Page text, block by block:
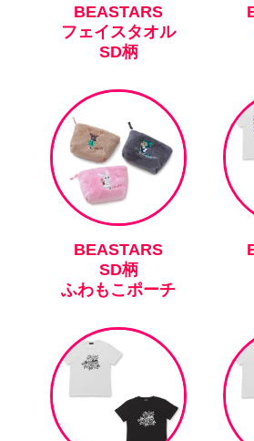
BEASTARS
フェイスタオル
SD柄
BEASTARS
SD柄
ふわもこポーチ